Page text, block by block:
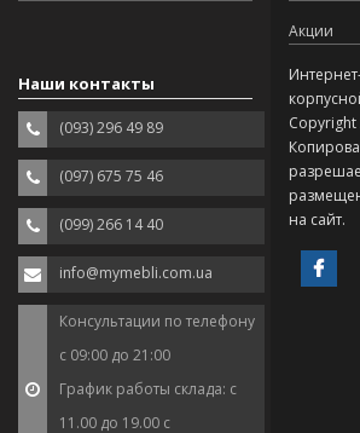
Акции
Наши контакты
(093) 296 49 89
(097) 675 75 46
(099) 266 14 40
info@mymebli.com.ua
Консультации по телефону
с 09:00 до 21:00
График работы склада: с
11.00 до 19.00 с
Copyright
на сайт.